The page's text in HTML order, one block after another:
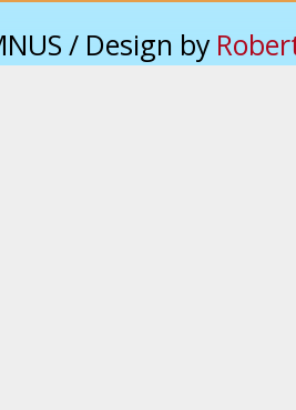
/ Design by